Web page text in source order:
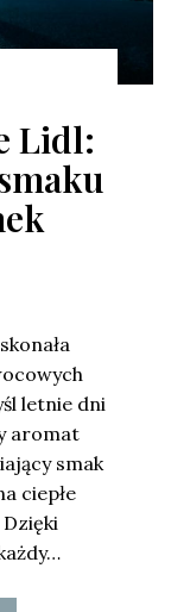
Lidl:
letnie dni
aromat
smak
ciepłe